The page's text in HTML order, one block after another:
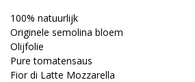
100% natuurlijk
Originele semolina bloem
Olijfolie
Pure tomatensaus
Fior di Latte Mozzarella